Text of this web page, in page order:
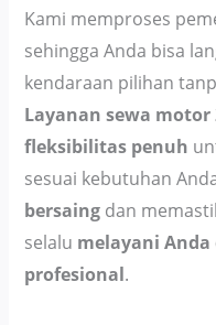
Kami memproses
sehingga Anda bisa
kendaraan pilihan
Layanan sewa
fleksibilitas penuh
sesuai kebutuhan
bersaing dan
selalu melayani
profesional.